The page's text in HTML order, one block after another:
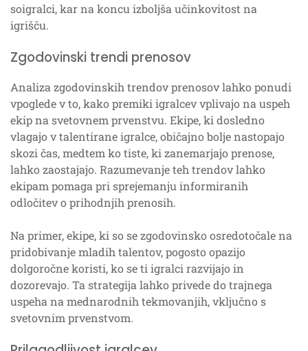
soigralci, kar na koncu izboljša učinkovitost na
igrišču.
Zgodovinski trendi prenosov
Analiza zgodovinskih trendov prenosov lahko ponudi
vpoglede v to, kako premiki igralcev vplivajo na uspeh
ekip na svetovnem prvenstvu. Ekipe, ki dosledno
vlagajo v talentirane igralce, običajno bolje nastopajo
skozi čas, medtem ko tiste, ki zanemarjajo prenose,
lahko zaostajajo. Razumevanje teh trendov lahko
ekipam pomaga pri sprejemanju informiranih
odločitev o prihodnjih prenosih.
Na primer, ekipe, ki so se zgodovinsko osredotočale na
pridobivanje mladih talentov, pogosto opazijo
dolgoročne koristi, ko se ti igralci razvijajo in
dozorevajo. Ta strategija lahko privede do trajnega
uspeha na mednarodnih tekmovanjih, vključno s
svetovnim prvenstvom.